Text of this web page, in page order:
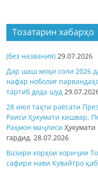
Тозатарин хабарҳо
(без названия) 29.07.2026
Дар шаш моҳи соли 2026
нафар ноболиғ
тартиб дода шуд
28 июл таҳти раёсати
Раиси Ҳукумати кишвар,
Раҳмон маҷлиси
гардид.28.07.2026
Вазири корҳои хориҷии
сафири нави Кувайтро